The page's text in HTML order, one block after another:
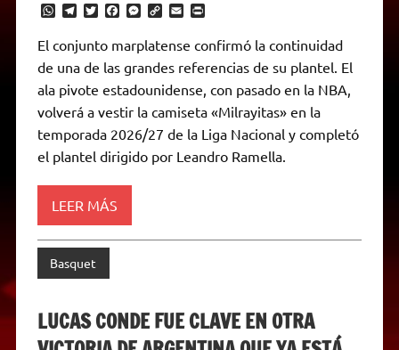
W
t
s
p
p
T
l
e
g
a
m
T
t
t
r
F
e
b
o
o
k
M
s
s
e
g
e
C
y
L
i
n
k
E
i
l
P
n
t
r
i
n
d
l
El conjunto marplatense confirmó la continuidad
de una de las grandes referencias de su plantel. El
ala pivote estadounidense, con pasado en la NBA,
volverá a vestir la camiseta «Milrayitas» en la
temporada 2026/27 de la Liga Nacional y completó
el plantel dirigido por Leandro Ramella.
LEER MÁS
Basquet
LUCAS CONDE FUE CLAVE EN OTRA